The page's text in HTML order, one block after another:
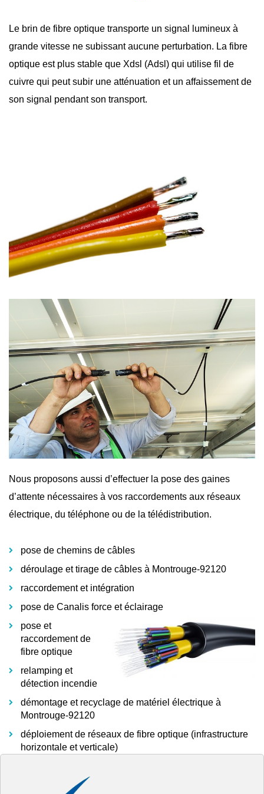
Le brin de fibre optique transporte un signal lumineux à
grande vitesse ne subissant aucune perturbation. La fibre
optique est plus stable que Xdsl (Adsl) qui utilise fil de
cuivre qui peut subir une atténuation et un affaissement de
son signal pendant son transport.
Nous proposons aussi d’effectuer la pose des gaines
d’attente nécessaires à vos raccordements aux réseaux
électrique, du téléphone ou de la télédistribution.
pose de chemins de câbles
déroulage et tirage de câbles à Montrouge-92120
raccordement et intégration
pose de Canalis force et éclairage
pose et
raccordement de
fibre optique
relamping et
détection incendie
démontage et recyclage de matériel électrique à
Montrouge-92120
déploiement de réseaux de fibre optique (infrastructure
horizontale et verticale)